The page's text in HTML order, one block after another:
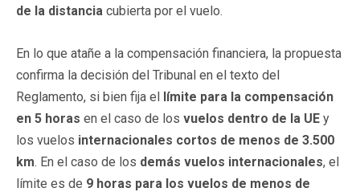
de la distancia cubierta por el vuelo.
En lo que atañe a la compensación financiera, la propuesta
confirma la decisión del Tribunal en el texto del
Reglamento, si bien fija el límite para la compensación
en 5 horas en el caso de los vuelos dentro de la UE y
los vuelos internacionales cortos de menos de 3.500
km. En el caso de los demás vuelos internacionales, el
límite es de 9 horas para los vuelos de menos de